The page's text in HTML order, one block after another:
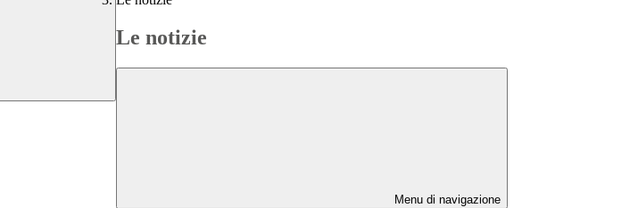
Le notizie
Menu di navigazione